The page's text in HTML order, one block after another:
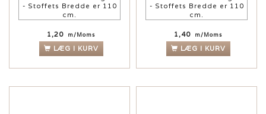
- Stoffets Bredde er 110
cm.
1,20 m/Moms
LÆG I KURV
- Stoffets Bredde er 110
cm.
1,40 m/Moms
LÆG I KURV